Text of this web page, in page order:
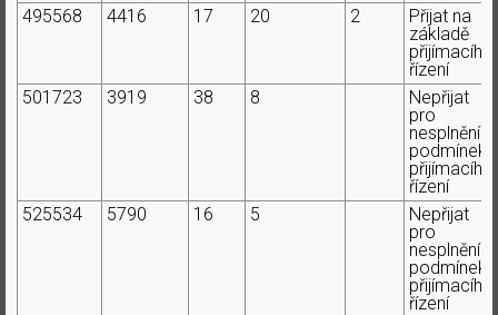
495568
4416 17 20 2
Přijat na
základě
přijímacího
řízení
501723
3919 38 8
Nepřijat
pro
nesplnění
podmínek
přijímacího
řízení
525534
5790 16 5
Nepřijat
pro
nesplnění
podmínek
přijímacího
řízení